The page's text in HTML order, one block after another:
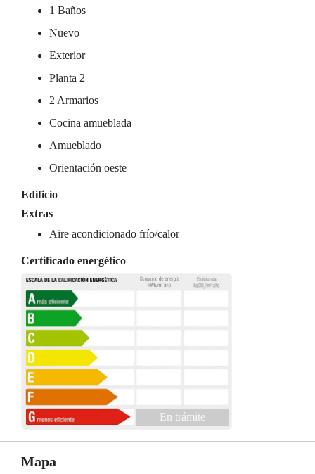
1 Baños
Nuevo
Exterior
Planta 2
2 Armarios
Cocina amueblada
Amueblado
Orientación oeste
Edificio
Extras
Aire acondicionado frío/calor
Certificado energético
En trámite
Mapa